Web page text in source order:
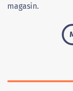
magasin.